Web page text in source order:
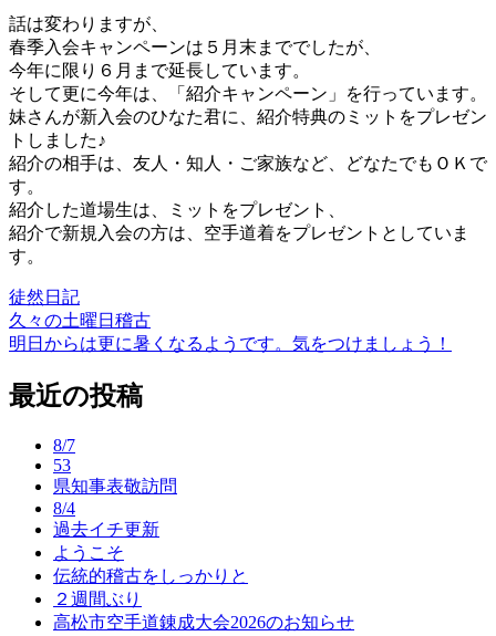
話は変わりますが、
春季入会キャンペーンは５月末まででしたが、
今年に限り６月まで延長しています。
そして更に今年は、「紹介キャンペーン」を行っています。
妹さんが新入会のひなた君に、紹介特典のミットをプレゼン
トしました♪
紹介の相手は、友人・知人・ご家族など、どなたでもＯＫで
す。
紹介した道場生は、ミットをプレゼント、
紹介で新規入会の方は、空手道着をプレゼントとしていま
す。
徒然日記
投
稿
ナ
久々の土曜日稽古
明日からは更に暑くなるようです。気をつけましょう！
最近の投稿
8/7
53
県知事表敬訪問
8/4
過去イチ更新
ようこそ
伝統的稽古をしっかりと
２週間ぶり
高松市空手道錬成大会2026のお知らせ